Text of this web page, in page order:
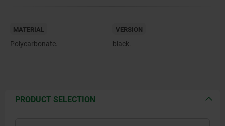
MATERIAL
Polycarbonate.
VERSION
black.
PRODUCT SELECTION